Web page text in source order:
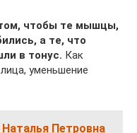
чтобы те мышцы,
а те, что
в тонус. Как
уменьшение
Петровна